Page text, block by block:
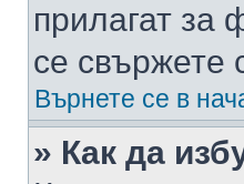
прилагат за
се свържете
Върнете се в
» Как да